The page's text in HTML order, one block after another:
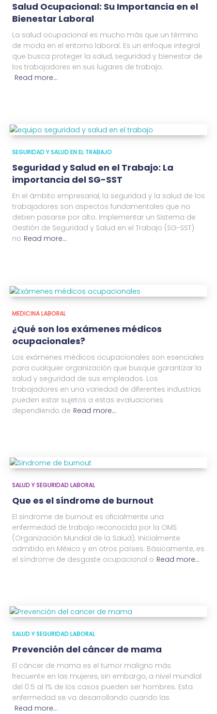
Salud Ocupacional: Su Importancia en el
Bienestar Laboral
La salud ocupacional es mucho más que un término
de moda en el entorno laboral. Es un enfoque integral
que busca proteger la salud, seguridad y bienestar de
los trabajadores en sus lugares de trabajo.
Read more…
SEGURIDAD Y SALUD EN EL TRABAJO
Seguridad y Salud en el Trabajo: La
importancia del SG-SST
En el ámbito empresarial, la seguridad y la salud de los
trabajadores son aspectos fundamentales que no
deben pasarse por alto. Implementar un Sistema de
Gestión de Seguridad y Salud en el Trabajo (SG-SST)
no Read more…
MEDICINA LABORAL
¿Qué son los exámenes médicos
ocupacionales?
Los exámenes médicos ocupacionales son esenciales
para cualquier organización que busque garantizar la
salud y seguridad de sus empleados. Los
trabajadores en una variedad de diferentes industrias
pueden estar sujetos a estas evaluaciones
dependiendo de Read more…
SALUD Y SEGURIDAD LABORAL
Que es el síndrome de burnout
El sindrome de burnout es oficialmente una
enfermedad de trabajo reconocida por la OMS
(Organización Mundial de la Salud). Inicialmente
admitido en México y en otros países. Básicamente, es
el síndrome de desgaste ocupacional o Read more…
SALUD Y SEGURIDAD LABORAL
Prevención del cáncer de mama
El cáncer de mama es el tumor maligno más
frecuente en las mujeres, sin embargo, a nivel mundial
del 0.5 al 1% de los casos pueden ser hombres. Esta
enfermedad se va desarrollando cuando las
Read more…